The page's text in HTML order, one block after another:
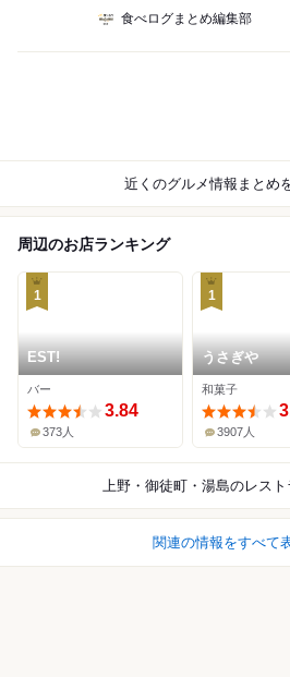
食べログまとめ編集部
近くのグルメ情報まとめ
周辺のお店ランキング
1
EST!
バー
3.84
373人
1
うさぎや
和菓子
3907人
上野・御徒町・湯島のレスト
関連の情報をすべて